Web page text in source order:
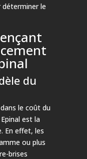
le
du
le coût du
est la
En effet, les
ou plus
brises